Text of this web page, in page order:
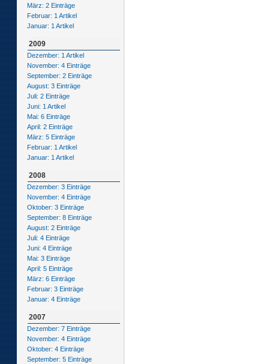
März: 2 Einträge
Februar: 1 Artikel
Januar: 1 Artikel
2009
Dezember: 1 Artikel
November: 4 Einträge
September: 2 Einträge
August: 3 Einträge
Juli: 2 Einträge
Juni: 1 Artikel
Mai: 6 Einträge
April: 2 Einträge
März: 5 Einträge
Februar: 1 Artikel
Januar: 1 Artikel
2008
Dezember: 3 Einträge
November: 4 Einträge
Oktober: 3 Einträge
September: 8 Einträge
August: 2 Einträge
Juli: 4 Einträge
Juni: 4 Einträge
Mai: 3 Einträge
April: 5 Einträge
März: 6 Einträge
Februar: 3 Einträge
Januar: 4 Einträge
2007
Dezember: 7 Einträge
November: 4 Einträge
Oktober: 4 Einträge
September: 5 Einträge